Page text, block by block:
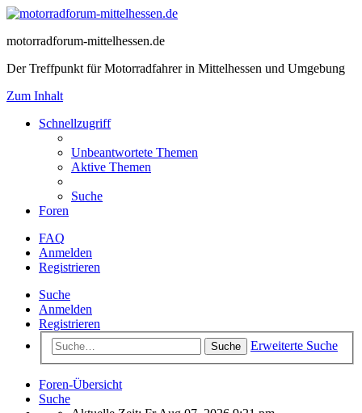
motorradforum-mittelhessen.de
Der Treffpunkt für Motorradfahrer in Mittelhessen und Umgebung
Zum Inhalt
Schnellzugriff
Unbeantwortete Themen
Aktive Themen
Suche
Foren
FAQ
Anmelden
Registrieren
Suche
Anmelden
Registrieren
Suche Erweiterte Suche
Foren-Übersicht
Suche